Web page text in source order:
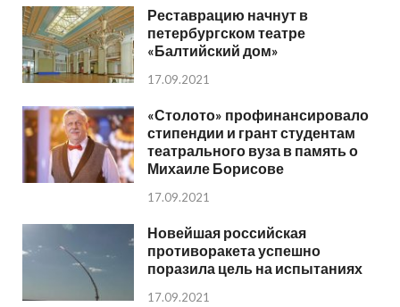
Реставрацию начнут в
петербургском театре
«Балтийский дом»
17.09.2021
«Столото» профинансировало
стипендии и грант студентам
театрального вуза в память о
Михаиле Борисове
17.09.2021
Новейшая российская
противоракета успешно
поразила цель на испытаниях
17.09.2021